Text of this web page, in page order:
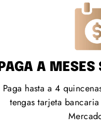
PAGA A MESES
Paga hasta a 4
tengas tarjeta